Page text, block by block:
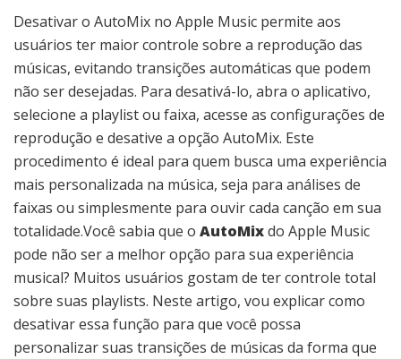
Desativar o AutoMix no Apple Music permite aos
usuários ter maior controle sobre a reprodução das
músicas, evitando transições automáticas que podem
não ser desejadas. Para desativá-lo, abra o aplicativo,
selecione a playlist ou faixa, acesse as configurações de
reprodução e desative a opção AutoMix. Este
procedimento é ideal para quem busca uma experiência
mais personalizada na música, seja para análises de
faixas ou simplesmente para ouvir cada canção em sua
totalidade.Você sabia que o AutoMixdo Apple Music
pode não ser a melhor opção para sua experiência
musical? Muitos usuários gostam de ter controle total
sobre suas playlists. Neste artigo, vou explicar como
desativar essa função para que você possa
personalizar suas transições de músicas da forma que